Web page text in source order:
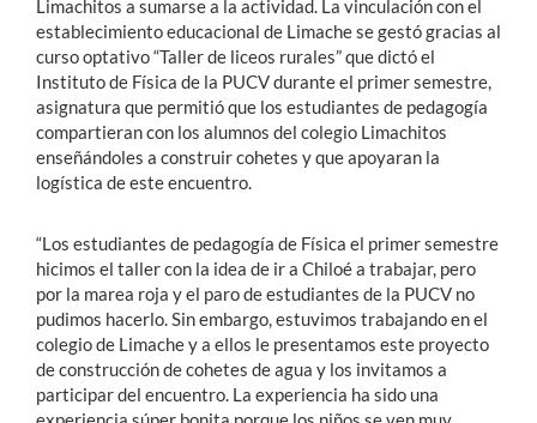
Limachitos a sumarse a la actividad. La vinculación con el
establecimiento educacional de Limache se gestó gracias al
curso optativo “Taller de liceos rurales” que dictó el
Instituto de Física de la PUCV durante el primer semestre,
asignatura que permitió que los estudiantes de pedagogía
compartieran con los alumnos del colegio Limachitos
enseñándoles a construir cohetes y que apoyaran la
logística de este encuentro.
“Los estudiantes de pedagogía de Física el primer semestre
hicimos el taller con la idea de ir a Chiloé a trabajar, pero
por la marea roja y el paro de estudiantes de la PUCV no
pudimos hacerlo. Sin embargo, estuvimos trabajando en el
colegio de Limache y a ellos le presentamos este proyecto
de construcción de cohetes de agua y los invitamos a
participar del encuentro. La experiencia ha sido una